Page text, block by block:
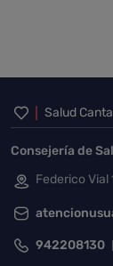
Inicio
Salud
Consejería de
Federico Vial
942208130